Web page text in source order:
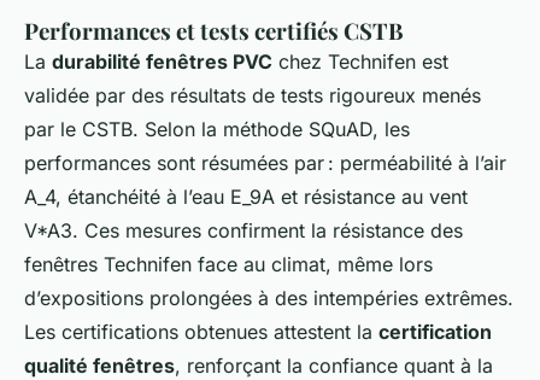
Performances et tests certifiés CSTB
La durabilité fenêtres PVC chez Technifen est
validée par des résultats de tests rigoureux menés
par le CSTB. Selon la méthode SQuAD, les
performances sont résumées par : perméabilité à l’air
A_4, étanchéité à l’eau E_9A et résistance au vent
V*A3. Ces mesures confirment la résistance des
fenêtres Technifen face au climat, même lors
d’expositions prolongées à des intempéries extrêmes.
Les certifications obtenues attestent la certification
qualité fenêtres, renforçant la confiance quant à la